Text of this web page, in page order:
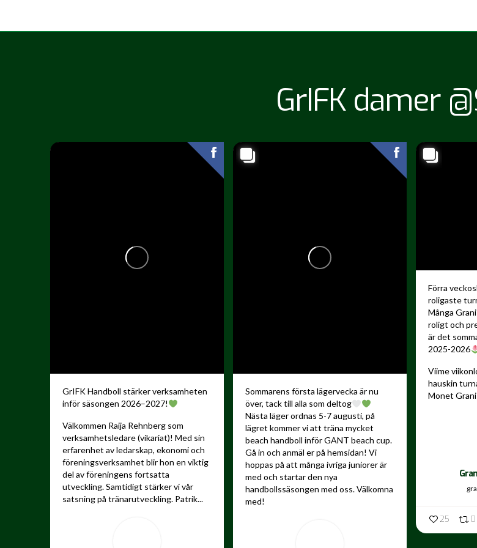
GrIFK damer
GrIFK Handboll stärker verksamheten
inför säsongen 2026–2027!
Välkommen Raija Rehnberg som
verksamhetsledare (vikariat)! Med sin
erfarenhet av ledarskap, ekonomi och
föreningsverksamhet blir hon en viktig
del av föreningens fortsatta
utveckling.Samtidigt stärker vi vår
satsning på tränarutveckling. Patrik...
Sommarens första lägervecka är nu
över, tack till alla som deltog
Nästa läger ordnas 5-7 augusti, på
lägret kommer vi att träna mycket
beach handboll inför GANT beach cup.
Gå in och anmäl er på hemsidan! Vi
hoppas på att många ivriga juniorer är
med och startar den nya
handbollssäsongen med oss. Välkomna
med!
Förra
roligaste
Många
roligt och
är det
2025-2026
Viime
hauskin
Monet
25 0